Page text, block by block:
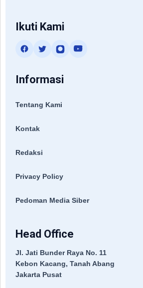
Ikuti Kami
Informasi
Tentang Kami
Kontak
Redaksi
Privacy Policy
Pedoman Media Siber
Head Office
Jl. Jati Bunder Raya No. 11
Kebon Kacang, Tanah Abang
Jakarta Pusat